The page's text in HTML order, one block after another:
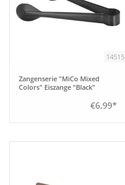
14515
Zangenserie "MiCo Mixed
Colors" Eiszange "Black"
€6,99*